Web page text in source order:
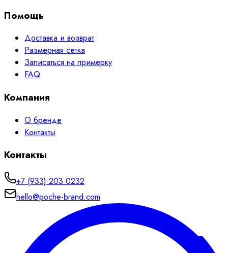
Помощь
Доставка и возврат
Размерная сетка
Записаться на примерку
FAQ
Компания
О бренде
Контакты
Контакты
+7 (933) 203 0232
hello@poche-brand.com